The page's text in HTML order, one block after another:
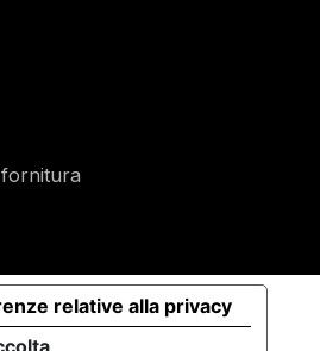
relative alla privacy